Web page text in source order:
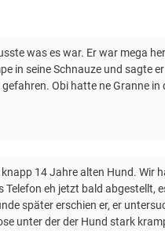
was es war. Er war mega
in seine Schnauze und sagte
Obi hatte ne Granne in
14 Jahre alten Hund. Wir
eh jetzt bald abgestellt,
später erschien er, er
unter der der Hund stark